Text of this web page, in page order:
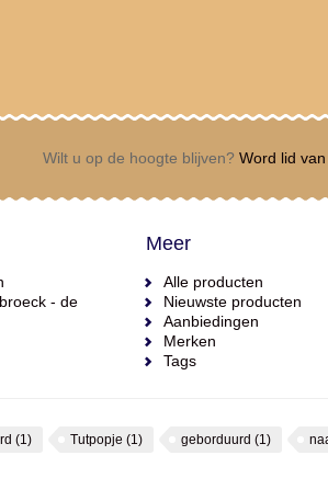
Wilt u op de hoogte blijven? Word lid
- de
Meer
Alle producten
Nieuwste producten
Aanbiedingen
Merken
Tags
(1) Tutpopje (1) geborduurd (1)